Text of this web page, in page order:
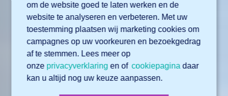
om de website goed te laten werken en de
website te analyseren en verbeteren. Met uw
toestemming plaatsen wij marketing cookies om
campagnes op uw voorkeuren en bezoekgedrag
af te stemmen. Lees meer op
onze privacyverklaring en ofcookiepagina daar
kan u altijd nog uw keuze aanpassen.